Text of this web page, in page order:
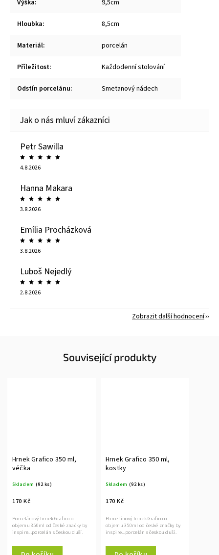
Výška: 9,5cm
Hloubka: 8,5cm
Materiál: porcelán
Příležitost: Každodenní stolování
Odstín porcelánu: Smetanový nádech
Petr Sawilla
4.8.2026
Hanna Makara
3.8.2026
Emília Procházková
3.8.2026
Luboš Nejedlý
2.8.2026
Zobrazit další hodnocení
Související produkty
Hrnek Grafico 350 ml,
véčka
Skladem (92 ks)
170 Kč
Porcelánový hrnek Grafico o
objemu 350ml od české značky by
inspire...porcelán s českou duší.
Hrnek Grafico 350 ml,
kostky
Skladem (92 ks)
170 Kč
Porcelánový hrnek Grafico o
objemu 350ml od české značky by
inspire...porcelán s českou duší.